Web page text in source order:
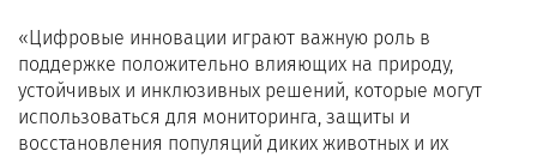
«Цифровые инновации играют важную роль в
поддержке положительно влияющих на природу,
устойчивых и инклюзивных решений, которые могут
использоваться для мониторинга, защиты и
восстановления популяций диких животных и их